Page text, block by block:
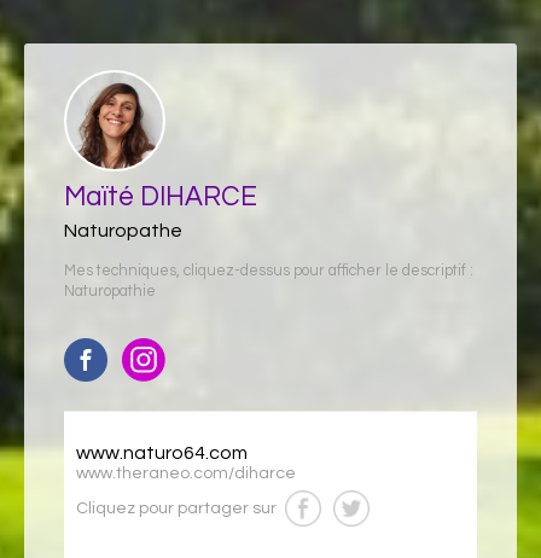
Maïté DIHARCE
Naturopathe
Mes techniques, cliquez-dessus pour afficher le descriptif :
Naturopathie
www.naturo64.com
www.theraneo.com/diharce
Cliquez pour partager sur